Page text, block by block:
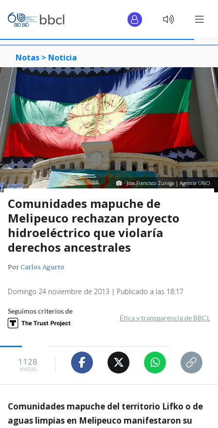
Notas > Noticia
Jose Francisco Zuniga | Agencia UNO
Comunidades mapuche de
Melipeuco rechazan proyecto
hidroeléctrico que violaría
derechos ancestrales
PorCarlos Agurto
Domingo 24 noviembre de 2013 | Publicado a las 18:17
Seguimos criterios de
Ética y transparencia de BBCL
1128
visitas
Comunidades mapuche del territorio Lifko o de
aguas limpias en Melipeuco manifestaron su